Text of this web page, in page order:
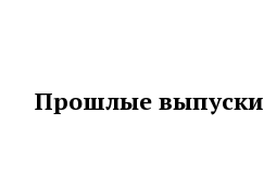
Прошлые выпуски